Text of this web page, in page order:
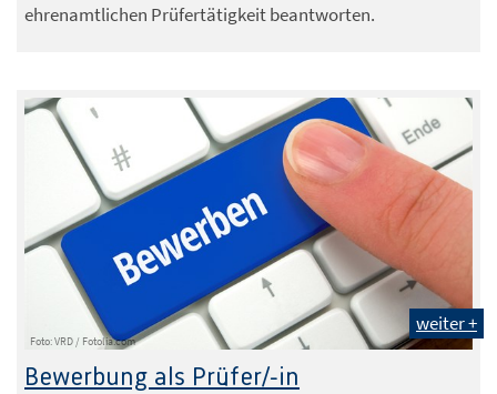
ehrenamtlichen Prüfertätigkeit beantworten.
Foto: VRD / Fotolia.com
weiter +
Bewerbung als Prüfer/-in